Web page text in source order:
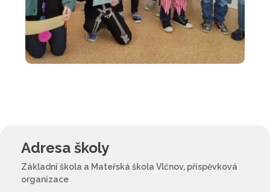
Adresa školy
Základní škola a Mateřská škola Vlčnov, příspěvková
organizace